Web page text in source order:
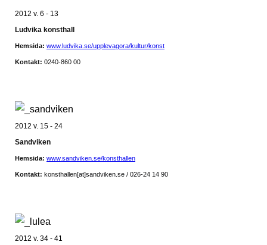
2012 v. 6 - 13
Ludvika konsthall
Hemsida: www.ludvika.se/upplevagora/kultur/konst
Kontakt: 0240-860 00
2012 v. 15 - 24
Sandviken
Hemsida: www.sandviken.se/konsthallen
Kontakt: konsthallen[at]sandviken.se / 026-24 14 90
2012 v. 34 - 41